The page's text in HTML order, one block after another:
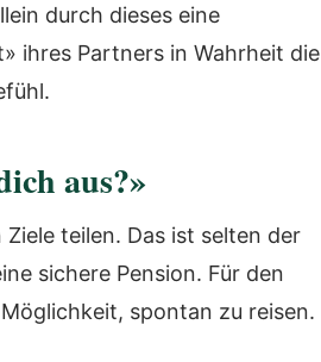
durch dieses eine
ihres Partners in Wahrheit die
aus?»
teilen. Das ist selten der
sichere Pension. Für den
spontan zu reisen.